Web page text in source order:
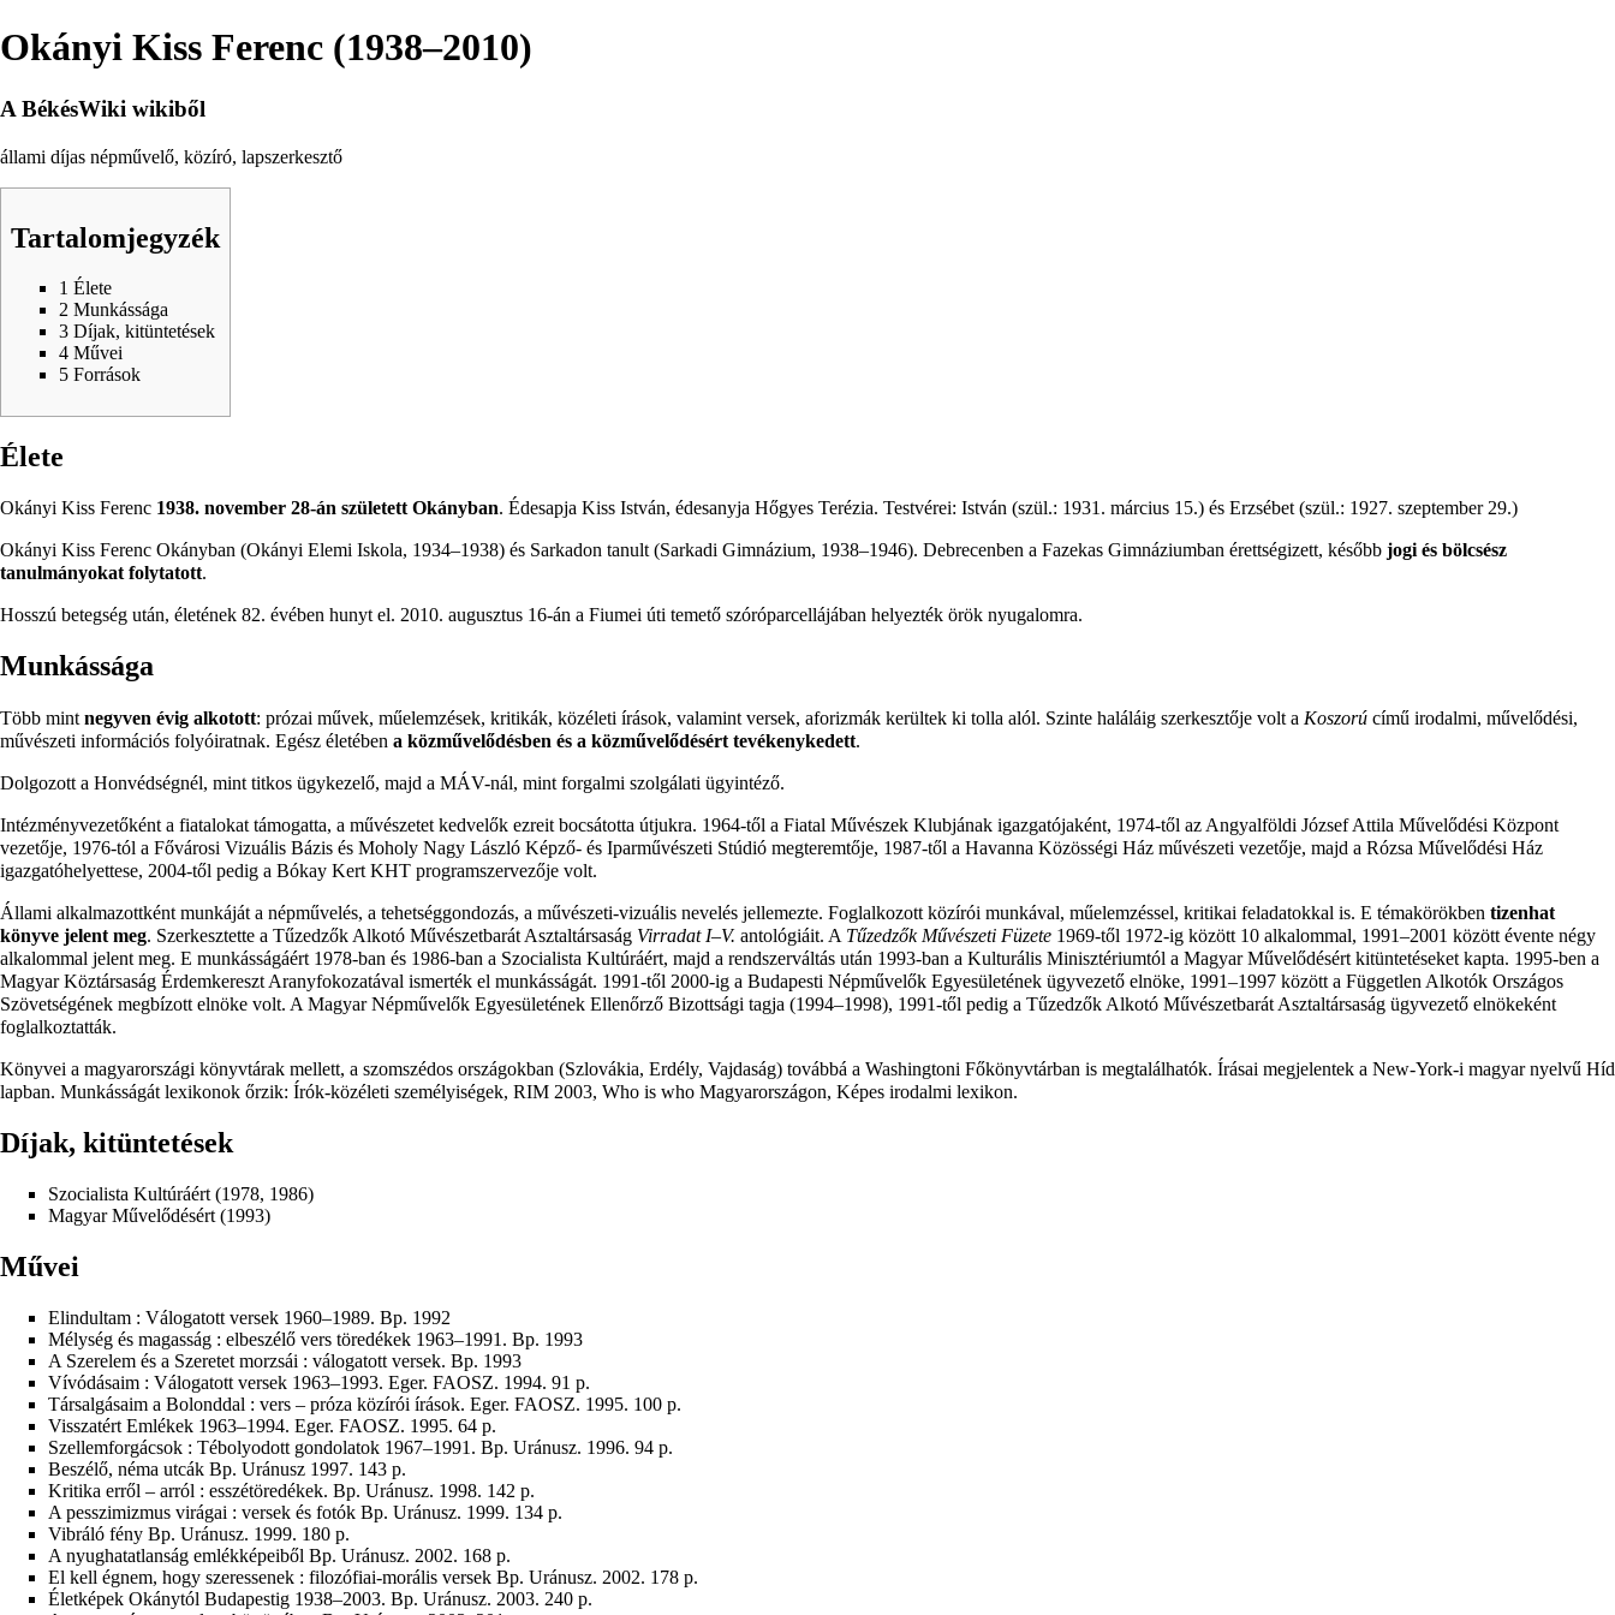
Okányi Kiss Ferenc (1938–2010)
A BékésWiki wikiből
állami díjas népművelő, közíró, lapszerkesztő
Tartalomjegyzék
1 Élete
2 Munkássága
3 Díjak, kitüntetések
4 Művei
5 Források
Élete
Okányi Kiss Ferenc 1938. november 28-án születettOkányban. Édesapja Kiss István, édesanyja Hőgyes Terézia. Testvérei: István (szül.: 1931. március 15.) és Erzsébet (szül.: 1927. szeptember 29.)
Okányi Kiss Ferenc Okányban (Okányi Elemi Iskola, 1934–1938) és Sarkadon tanult (Sarkadi Gimnázium, 1938–1946). Debrecenben a Fazekas Gimnáziumban érettségizett, később jogi és bölcsész
tanulmányokat folytatott.
Hosszú betegség után, életének 82. évében hunyt el. 2010. augusztus 16-án a Fiumei úti temető szóróparcellájában helyezték örök nyugalomra.
Munkássága
Több mint negyven évig alkotott: prózai művek, műelemzések, kritikák, közéleti írások, valamint versek, aforizmák kerültek ki tolla alól. Szinte haláláig szerkesztője volt a Koszorú című irodalmi, művelődési,
művészeti információs folyóiratnak. Egész életében a közművelődésben és a közművelődésért tevékenykedett.
Dolgozott a Honvédségnél, mint titkos ügykezelő, majd a MÁV-nál, mint forgalmi szolgálati ügyintéző.
Intézményvezetőként a fiatalokat támogatta, a művészetet kedvelők ezreit bocsátotta útjukra. 1964-től a Fiatal Művészek Klubjának igazgatójaként, 1974-től az Angyalföldi József Attila Művelődési Központ
vezetője, 1976-tól a Fővárosi Vizuális Bázis és Moholy Nagy László Képző- és Iparművészeti Stúdió megteremtője, 1987-től a Havanna Közösségi Ház művészeti vezetője, majd a Rózsa Művelődési Ház
igazgatóhelyettese, 2004-től pedig a Bókay Kert KHT programszervezője volt.
Állami alkalmazottként munkáját a népművelés, a tehetséggondozás, a művészeti-vizuális nevelés jellemezte. Foglalkozott közírói munkával, műelemzéssel, kritikai feladatokkal is. E témakörökben tizenhat
könyve jelent meg. Szerkesztette a Tűzedzők Alkotó Művészetbarát Asztaltársaság Virradat I–V. antológiáit. A Tűzedzők Művészeti Füzete 1969-től 1972-ig között 10 alkalommal, 1991–2001 között évente négy
alkalommal jelent meg. E munkásságáért 1978-ban és 1986-ban a Szocialista Kultúráért, majd a rendszerváltás után 1993-ban a Kulturális Minisztériumtól a Magyar Művelődésért kitüntetéseket kapta. 1995-ben a
Magyar Köztársaság Érdemkereszt Aranyfokozatával ismerték el munkásságát. 1991-től 2000-ig a Budapesti Népművelők Egyesületének ügyvezető elnöke, 1991–1997 között a Független Alkotók Országos
Szövetségének megbízott elnöke volt. A Magyar Népművelők Egyesületének Ellenőrző Bizottsági tagja (1994–1998), 1991-től pedig a Tűzedzők Alkotó Művészetbarát Asztaltársaság ügyvezető elnökeként
foglalkoztatták.
Könyvei a magyarországi könyvtárak mellett, a szomszédos országokban (Szlovákia, Erdély, Vajdaság) továbbá a Washingtoni Főkönyvtárban is megtalálhatók. Írásai megjelentek a New-York-i magyar nyelvű Híd
lapban. Munkásságát lexikonok őrzik: Írók-közéleti személyiségek, RIM 2003, Who is who Magyarországon, Képes irodalmi lexikon.
Díjak, kitüntetések
Szocialista Kultúráért (1978, 1986)
Magyar Művelődésért (1993)
Művei
Elindultam : Válogatott versek 1960–1989. Bp. 1992
Mélység és magasság : elbeszélő vers töredékek 1963–1991. Bp. 1993
A Szerelem és a Szeretet morzsái : válogatott versek. Bp. 1993
Vívódásaim : Válogatott versek 1963–1993. Eger. FAOSZ. 1994. 91 p.
Társalgásaim a Bolonddal : vers – próza közírói írások. Eger. FAOSZ. 1995. 100 p.
Visszatért Emlékek 1963–1994. Eger. FAOSZ. 1995. 64 p.
Szellemforgácsok : Tébolyodott gondolatok 1967–1991. Bp. Uránusz. 1996. 94 p.
Beszélő, néma utcák Bp. Uránusz 1997. 143 p.
Kritika erről – arról : esszétöredékek. Bp. Uránusz. 1998. 142 p.
A pesszimizmus virágai : versek és fotók Bp. Uránusz. 1999. 134 p.
Vibráló fény Bp. Uránusz. 1999. 180 p.
A nyughatatlanság emlékképeiből Bp. Uránusz. 2002. 168 p.
El kell égnem, hogy szeressenek : filozófiai-morális versek Bp. Uránusz. 2002. 178 p.
Életképek Okánytól Budapestig 1938–2003. Bp. Uránusz. 2003. 240 p.